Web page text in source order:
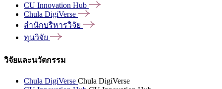
CU Innovation Hub
Chula DigiVerse
สำนักบริหารวิจัย
ทุนวิจัย
วิจัยและนวัตกรรม
Chula DigiVerse Chula DigiVerse